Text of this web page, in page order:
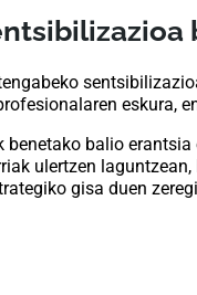
eskura,
benetako balio
ulertzen
gisa duen